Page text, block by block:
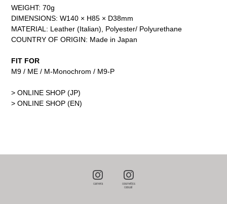
WEIGHT: 70g
DIMENSIONS: W140 × H85 × D38mm
MATERIAL: Leather (Italian), Polyester/ Polyurethane
COUNTRY OF ORIGIN: Made in Japan
FIT FOR
M9 / ME / M-Monochrom / M9-P
> ONLINE SHOP (JP)
> ONLINE SHOP (EN)